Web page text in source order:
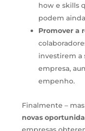
how e skills
podem
Promover a
investirem a
empresa,
empenho.
Finalmente –
novas